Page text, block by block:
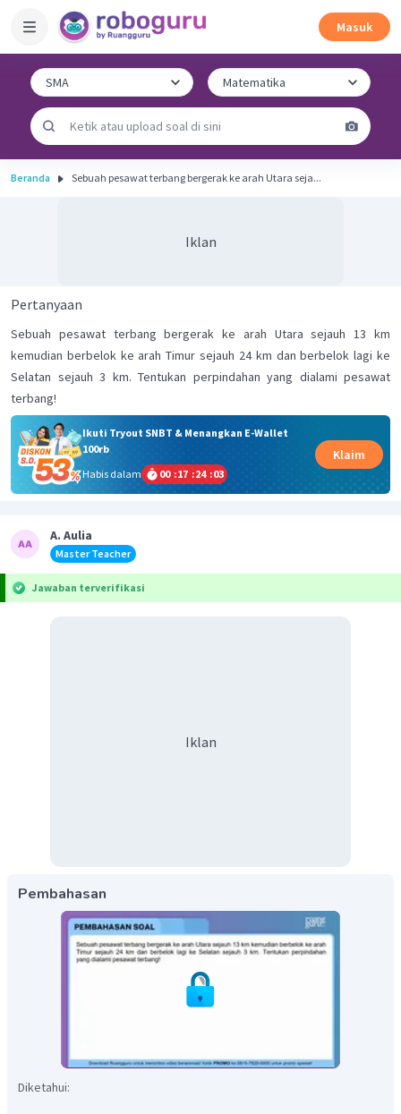
Masuk
Beranda Sebuah pesawat terbang bergerak ke arah Utara seja...
Iklan
Pertanyaan
Sebuah pesawat terbang bergerak ke arah Utara sejauh 13 km
kemudian berbelok ke arah Timur sejauh 24 km dan berbelok lagi ke
Selatan sejauh 3 km. Tentukan perpindahan yang dialami pesawat
terbang!
Ikuti Tryout SNBT & Menangkan E-Wallet
100rb
Habis dalam
00 :17 :24 :03
Klaim
A. Aulia
Master Teacher
Jawaban terverifikasi
Iklan
Pembahasan
Diketahui: